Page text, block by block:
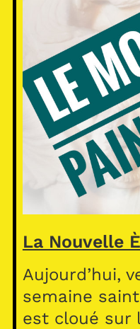
La Nouvelle
Aujourd’hui,
semaine
est cloué sur